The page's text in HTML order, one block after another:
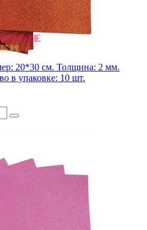
20*30 см. Толщина: 2 мм.
в упаковке: 10 шт.